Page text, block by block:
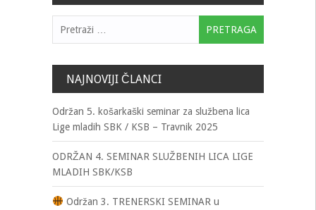
NAJNOVIJI ČLANCI
Održan 5. košarkaški seminar za službena lica
Lige mladih SBK / KSB – Travnik 2025
ODRŽAN 4. SEMINAR SLUŽBENIH LICA LIGE
MLADIH SBK/KSB
Održan 3. TRENERSKI SEMINAR u